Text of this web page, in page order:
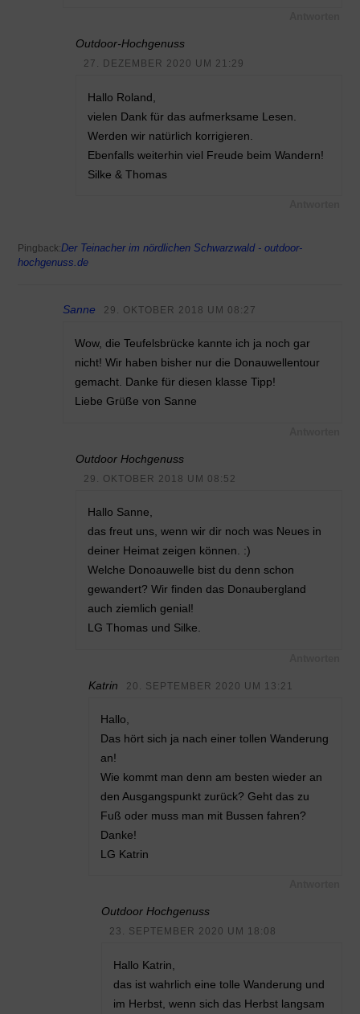
Outdoor-Hochgenuss
27. DEZEMBER 2020 UM 21:29
Hallo Roland,
vielen Dank für das aufmerksame Lesen.
Werden wir natürlich korrigieren.
Ebenfalls weiterhin viel Freude beim Wandern!
Silke & Thomas
Pingback:Der Teinacher im nördlichen Schwarzwald - outdoor-
hochgenuss.de
Sanne 29. OKTOBER 2018 UM 08:27
Wow, die Teufelsbrücke kannte ich ja noch gar
nicht! Wir haben bisher nur die Donauwellentour
gemacht. Danke für diesen klasse Tipp!
Liebe Grüße von Sanne
Outdoor Hochgenuss
29. OKTOBER 2018 UM 08:52
Hallo Sanne,
das freut uns, wenn wir dir noch was Neues in
deiner Heimat zeigen können. :)
Welche Donoauwelle bist du denn schon
gewandert? Wir finden das Donaubergland
auch ziemlich genial!
LG Thomas und Silke.
Katrin 20. SEPTEMBER 2020 UM 13:21
Hallo,
Das hört sich ja nach einer tollen Wanderung
an!
Wie kommt man denn am besten wieder an
den Ausgangspunkt zurück? Geht das zu
Fuß oder muss man mit Bussen fahren?
Danke!
LG Katrin
Outdoor Hochgenuss
23. SEPTEMBER 2020 UM 18:08
Hallo Katrin,
das ist wahrlich eine tolle Wanderung und
im Herbst, wenn sich das Herbst langsam